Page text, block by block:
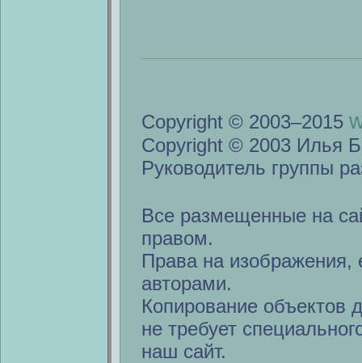
Copyright © 2003–2015
Copyright © 2003 Илья
Руководитель группы
Все размещенные на
правом.
Права на изображения,
авторами.
Копирование объектов
не требует
наш сайт.